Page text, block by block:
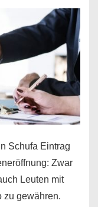
Schufa Eintrag
Zwar
Leuten mit
zu gewähren.